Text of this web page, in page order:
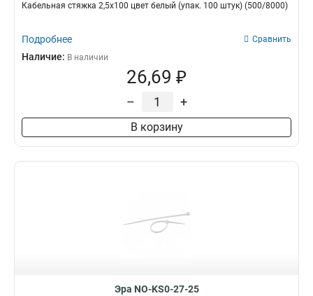
Кабельная стяжка 2,5х100 цвет белый (упак. 100 штук) (500/8000)
Подробнее Сравнить
Наличие: В наличии
26,69 ₽
– +
В корзину
Эра NO-KS0-27-25